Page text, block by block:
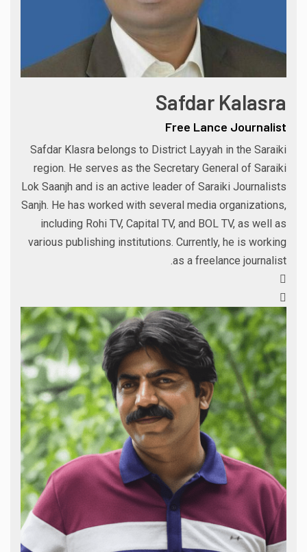
Safdar Kalasra
Free Lance Journalist
Safdar Klasra belongs to District Layyah in the Saraiki
region. He serves as the Secretary General of Saraiki
Lok Saanjh and is an active leader of Saraiki Journalists
Sanjh. He has worked with several media organizations,
including Rohi TV, Capital TV, and BOL TV, as well as
various publishing institutions. Currently, he is working
as a freelance journalist.